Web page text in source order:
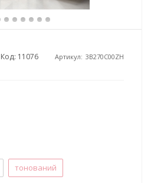
Код: 11076 Артикул: 3B270C00ZH
тонований